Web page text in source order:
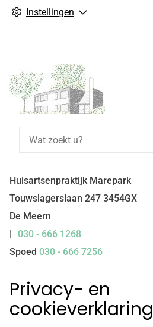
Instellingen
Huisartsenpraktijk Marepark
Touwslagerslaan 247 3454GX
De Meern
Tel:
030 - 666 1268
Spoed 030 - 666 7256
Privacy- en
cookieverklaring